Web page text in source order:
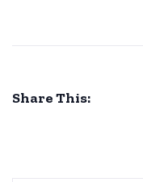
Share This: